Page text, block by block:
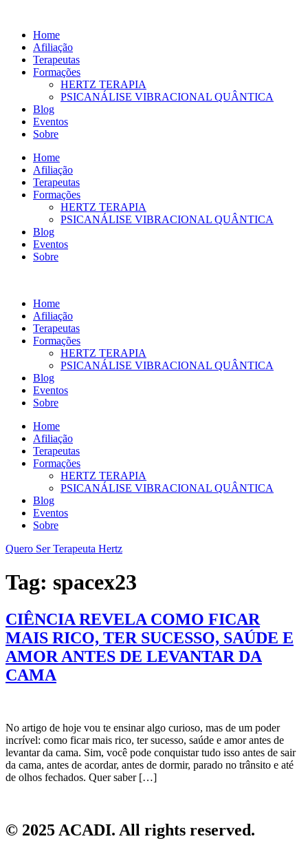
conteúdo
Home
Afiliação
Terapeutas
Formações
HERTZ TERAPIA
PSICANÁLISE VIBRACIONAL QUÂNTICA
Blog
Eventos
Sobre
Home
Afiliação
Terapeutas
Formações
HERTZ TERAPIA
PSICANÁLISE VIBRACIONAL QUÂNTICA
Blog
Eventos
Sobre
Home
Afiliação
Terapeutas
Formações
HERTZ TERAPIA
PSICANÁLISE VIBRACIONAL QUÂNTICA
Blog
Eventos
Sobre
Home
Afiliação
Terapeutas
Formações
HERTZ TERAPIA
PSICANÁLISE VIBRACIONAL QUÂNTICA
Blog
Eventos
Sobre
Quero Ser Terapeuta Hertz
Tag: spacex23
CIÊNCIA REVELA COMO FICAR
MAIS RICO, TER SUCESSO, SAÚDE E
AMOR ANTES DE LEVANTAR DA
CAMA
No artigo de hoje vou te ensinar algo curioso, mas de um poder
incrível: como ficar mais rico, ter sucesso, saúde e amor antes de
levantar da cama. Sim, você pode conquistar tudo isso antes de sair
da cama, antes de acordar, antes de dormir, parado no trânsito e até
de olhos fechados. Quer saber […]
© 2025 ACADI. All rights reserved.